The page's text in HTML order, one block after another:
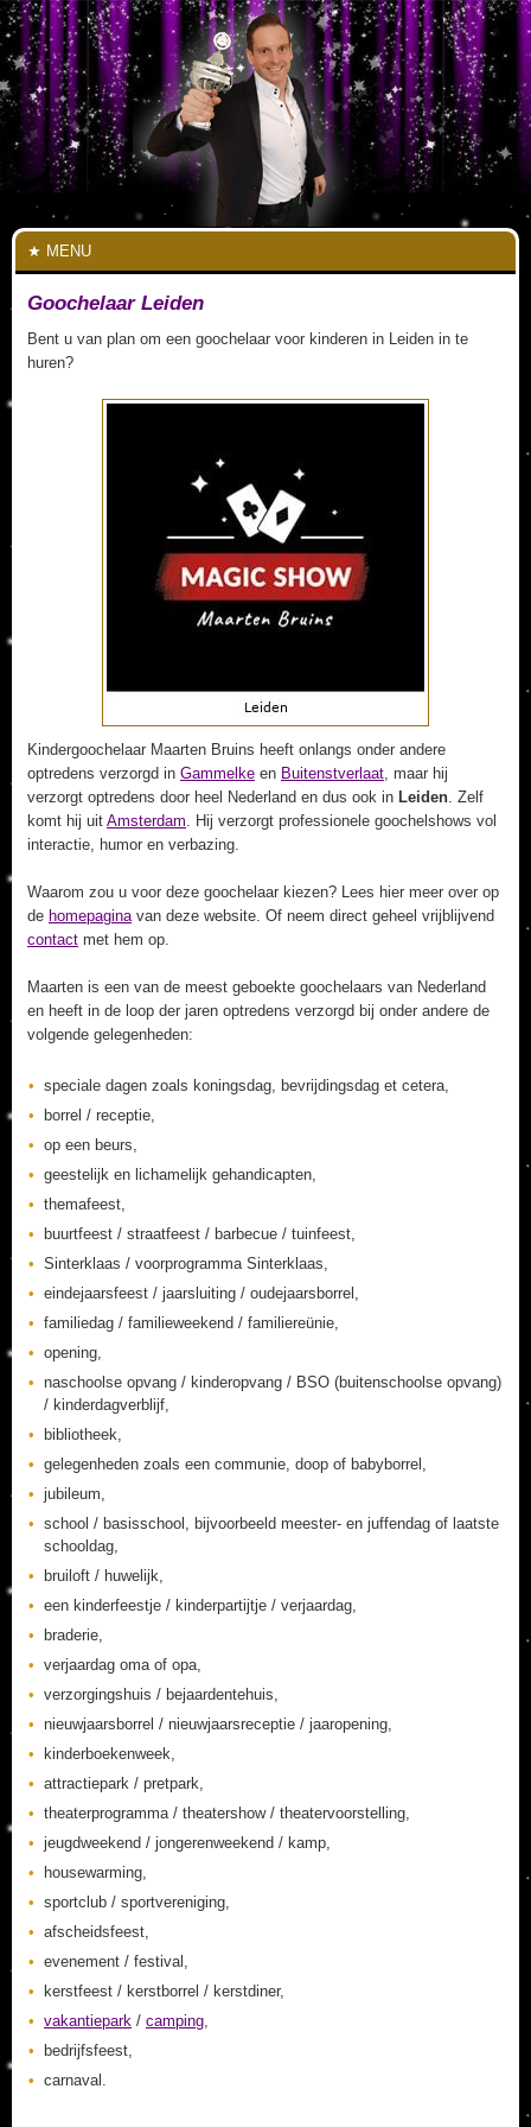
MENU
Goochelaar Leiden
Bent u van plan om een goochelaar voor kinderen in Leiden in te
huren?
Kindergoochelaar Maarten Bruins heeft onlangs onder andere
optredens verzorgd in Gammelke en Buitenstverlaat, maar hij
verzorgt optredens door heel Nederland en dus ook in Leiden. Zelf
komt hij uit Amsterdam. Hij verzorgt professionele goochelshows vol
interactie, humor en verbazing.
Waarom zou u voor deze goochelaar kiezen? Lees hier meer over op
de homepaginavan deze website. Of neem direct geheel vrijblijvend
contact met hem op.
Maarten is een van de meest geboekte goochelaars van Nederland
en heeft in de loop der jaren optredens verzorgd bij onder andere de
volgende gelegenheden:
speciale dagen zoals koningsdag, bevrijdingsdag et cetera,
borrel / receptie,
op een beurs,
geestelijk en lichamelijk gehandicapten,
themafeest,
buurtfeest / straatfeest / barbecue / tuinfeest,
Sinterklaas / voorprogramma Sinterklaas,
eindejaarsfeest / jaarsluiting / oudejaarsborrel,
familiedag / familieweekend / familiereünie,
opening,
naschoolse opvang / kinderopvang / BSO (buitenschoolse opvang)
/ kinderdagverblijf,
bibliotheek,
gelegenheden zoals een communie, doop of babyborrel,
jubileum,
school / basisschool, bijvoorbeeld meester- en juffendag of laatste
schooldag,
bruiloft / huwelijk,
een kinderfeestje / kinderpartijtje / verjaardag,
braderie,
verjaardag oma of opa,
verzorgingshuis / bejaardentehuis,
nieuwjaarsborrel / nieuwjaarsreceptie / jaaropening,
kinderboekenweek,
attractiepark / pretpark,
theaterprogramma / theatershow / theatervoorstelling,
jeugdweekend / jongerenweekend / kamp,
housewarming,
sportclub / sportvereniging,
afscheidsfeest,
evenement / festival,
kerstfeest / kerstborrel / kerstdiner,
vakantiepark / camping,
bedrijfsfeest,
carnaval.